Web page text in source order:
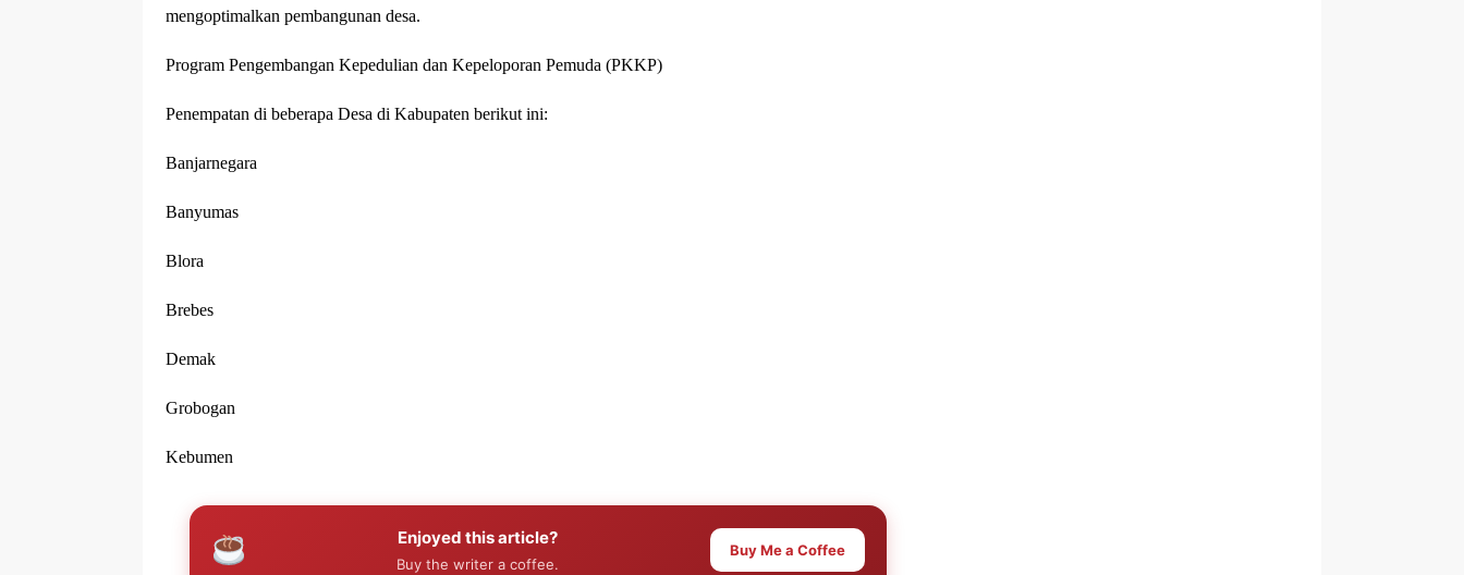
mengoptimalkan pembangunan desa.
Program Pengembangan Kepedulian dan Kepeloporan Pemuda (PKKP)
Penempatan di beberapa Desa di Kabupaten berikut ini:
Banjarnegara
Banyumas
Blora
Brebes
Demak
Grobogan
Kebumen
Enjoyed this article?
Buy the writer a coffee.
Buy Me a Coffee